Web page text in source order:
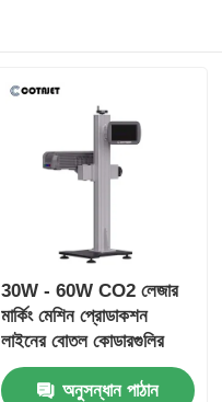
30W - 60W CO2 লেজার
মার্কিং মেশিন প্রোডাকশন
লাইনের বোতল কোডারগুলির
জন্য
অনুসন্ধান পাঠান